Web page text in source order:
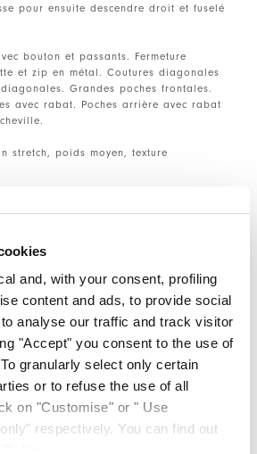
and, with your consent, profiling
content and ads, to provide social
analyse our traffic and track visitor
"Accept" you consent to the use of
granularly select only certain
or to refuse the use of all
on "Customise" or " Use
respectively. You can find out
pour ensuite descendre droit et fuselé
bouton et passants. Fermeture
et zip en métal. Coutures diagonales
Grandes poches frontales.
avec rabat. Poches arrière avec rabat
stretch, poids moyen, texture
| Partager
THE LOOK